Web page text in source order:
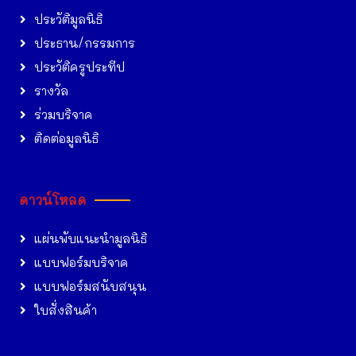
ประวัติมูลนิธิ
ประธาน/กรรมการ
ประวัติครูประทีป
รางวัล
ร่วมบริจาค
ติดต่อมูลนิธิ
ดาวน์โหลด
แผ่นพับแนะนำมูลนิธิ
แบบฟอร์มบริจาค
แบบฟอร์มสนับสนุน
ใบสั่งสินค้า